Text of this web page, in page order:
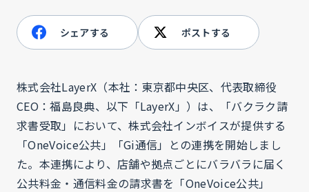
シェアする ポストする
株式会社LayerX（本社：東京都中央区、代表取締役
CEO：福島良典、以下「LayerX」）は、「バクラク請
求書受取」において、株式会社インボイスが提供する
「OneVoice公共」「Gi通信」との連携を開始しまし
た。本連携により、店舗や拠点ごとにバラバラに届く
公共料金・通信料金の請求書を「OneVoice公共」